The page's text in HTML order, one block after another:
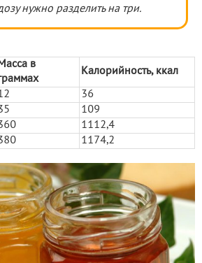
нужно разделить на три.
Масса в
Калорийность, ккал
36
109
1112,4
1174,2